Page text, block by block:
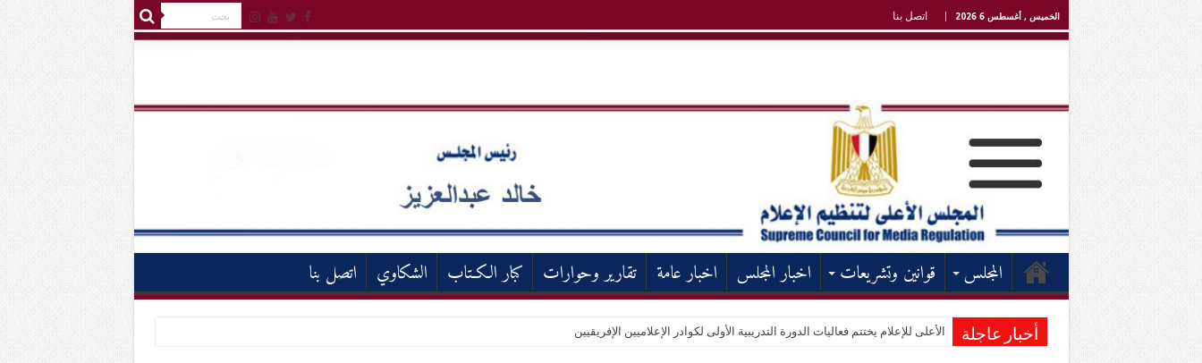
الخميس , أغسطس 6 2026 اتصل بنا
المجلس قوانين وتشريعات اخبار المجلس اخبار عامة تقارير وحوارات كبار الكـتاب الشكاوي اتصل بنا
أخبار عاجلة الأعلى للإعلام يختتم فعاليات الدورة التدريبية الأولى لكوادر الإعلاميين الإفريقيين